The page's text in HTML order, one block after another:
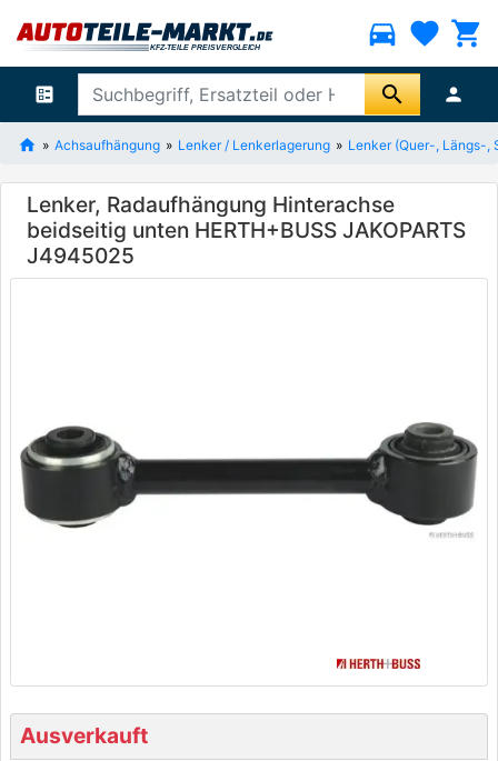
directions_car favorite shopping_cart
ballot search person
Achsaufhängung Lenker / Lenkerlagerung Lenker (Quer-, Längs-,
Lenker, Radaufhängung Hinterachse
beidseitig unten HERTH+BUSS JAKOPARTS
J4945025
Ausverkauft